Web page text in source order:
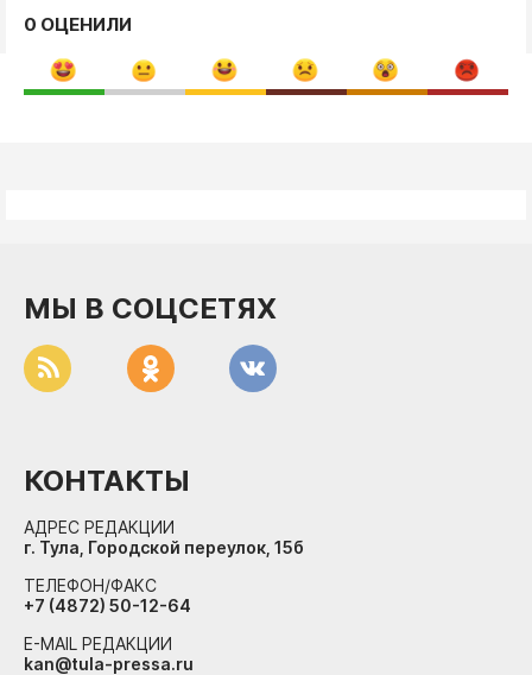
0 ОЦЕНИЛИ
МЫ В СОЦСЕТЯХ
КОНТАКТЫ
АДРЕС РЕДАКЦИИ
г. Тула, Городской переулок, 15б
ТЕЛЕФОН/ФАКС
+7 (4872) 50-12-64
E-MAIL РЕДАКЦИИ
kan@tula-pressa.ru